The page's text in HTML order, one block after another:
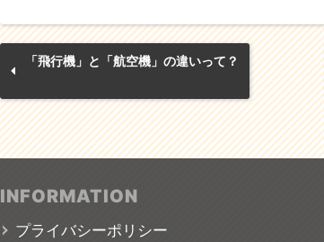
a
c
e
b
o
o
w
itt
er
「飛行機」と「航空機」の違いって？
INFORMATION
プライバシーポリシー